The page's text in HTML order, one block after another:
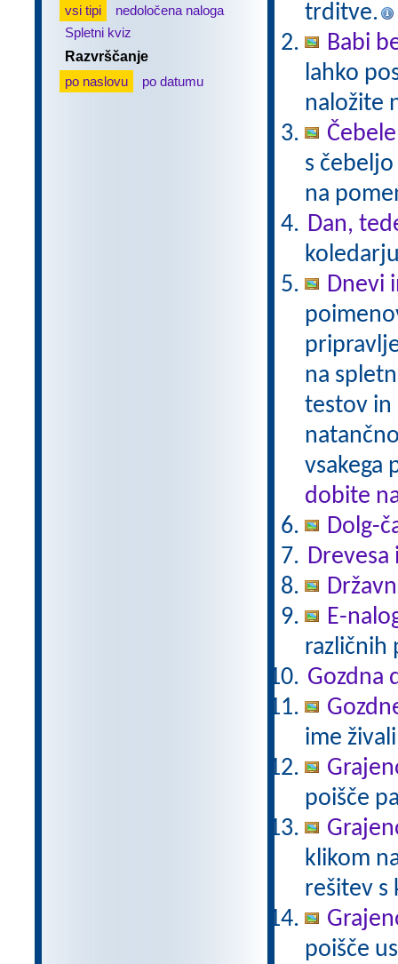
vsi tipi
nedoločena naloga
Spletni kviz
Razvrščanje
po naslovu
po datumu
trditve.
Babi
lahko
naložite
Čebele
s
na
Dan,
Dnevi
na
testov in
vsakega
dobite
Dolg-
E-
Gozdna
ime
poišče
klikom
rešitev s
poišče